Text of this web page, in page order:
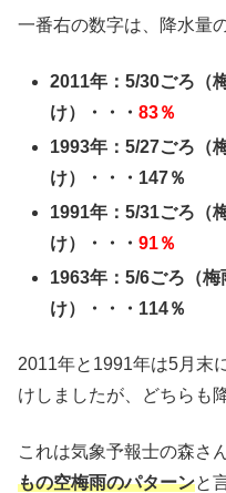
一番右の数字は、降水量
2011年：5/30ごろ（
け）・・・83％
1993年：5/27ごろ
け）・・・147％
1991年：5/31ごろ（
け）・・・91％
1963年：5/6ごろ（
け）・・・114％
2011年と1991年は5月末
けしましたが、どちらも
これは気象予報士の森さ
もの空梅雨のパターンと